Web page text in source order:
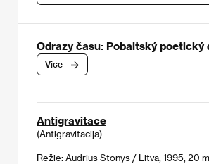
Odrazy času: Pobaltský poetický
Více
Antigravitace
(Antigravitacija)
Režie: Audrius Stonys / Litva, 1995, 20